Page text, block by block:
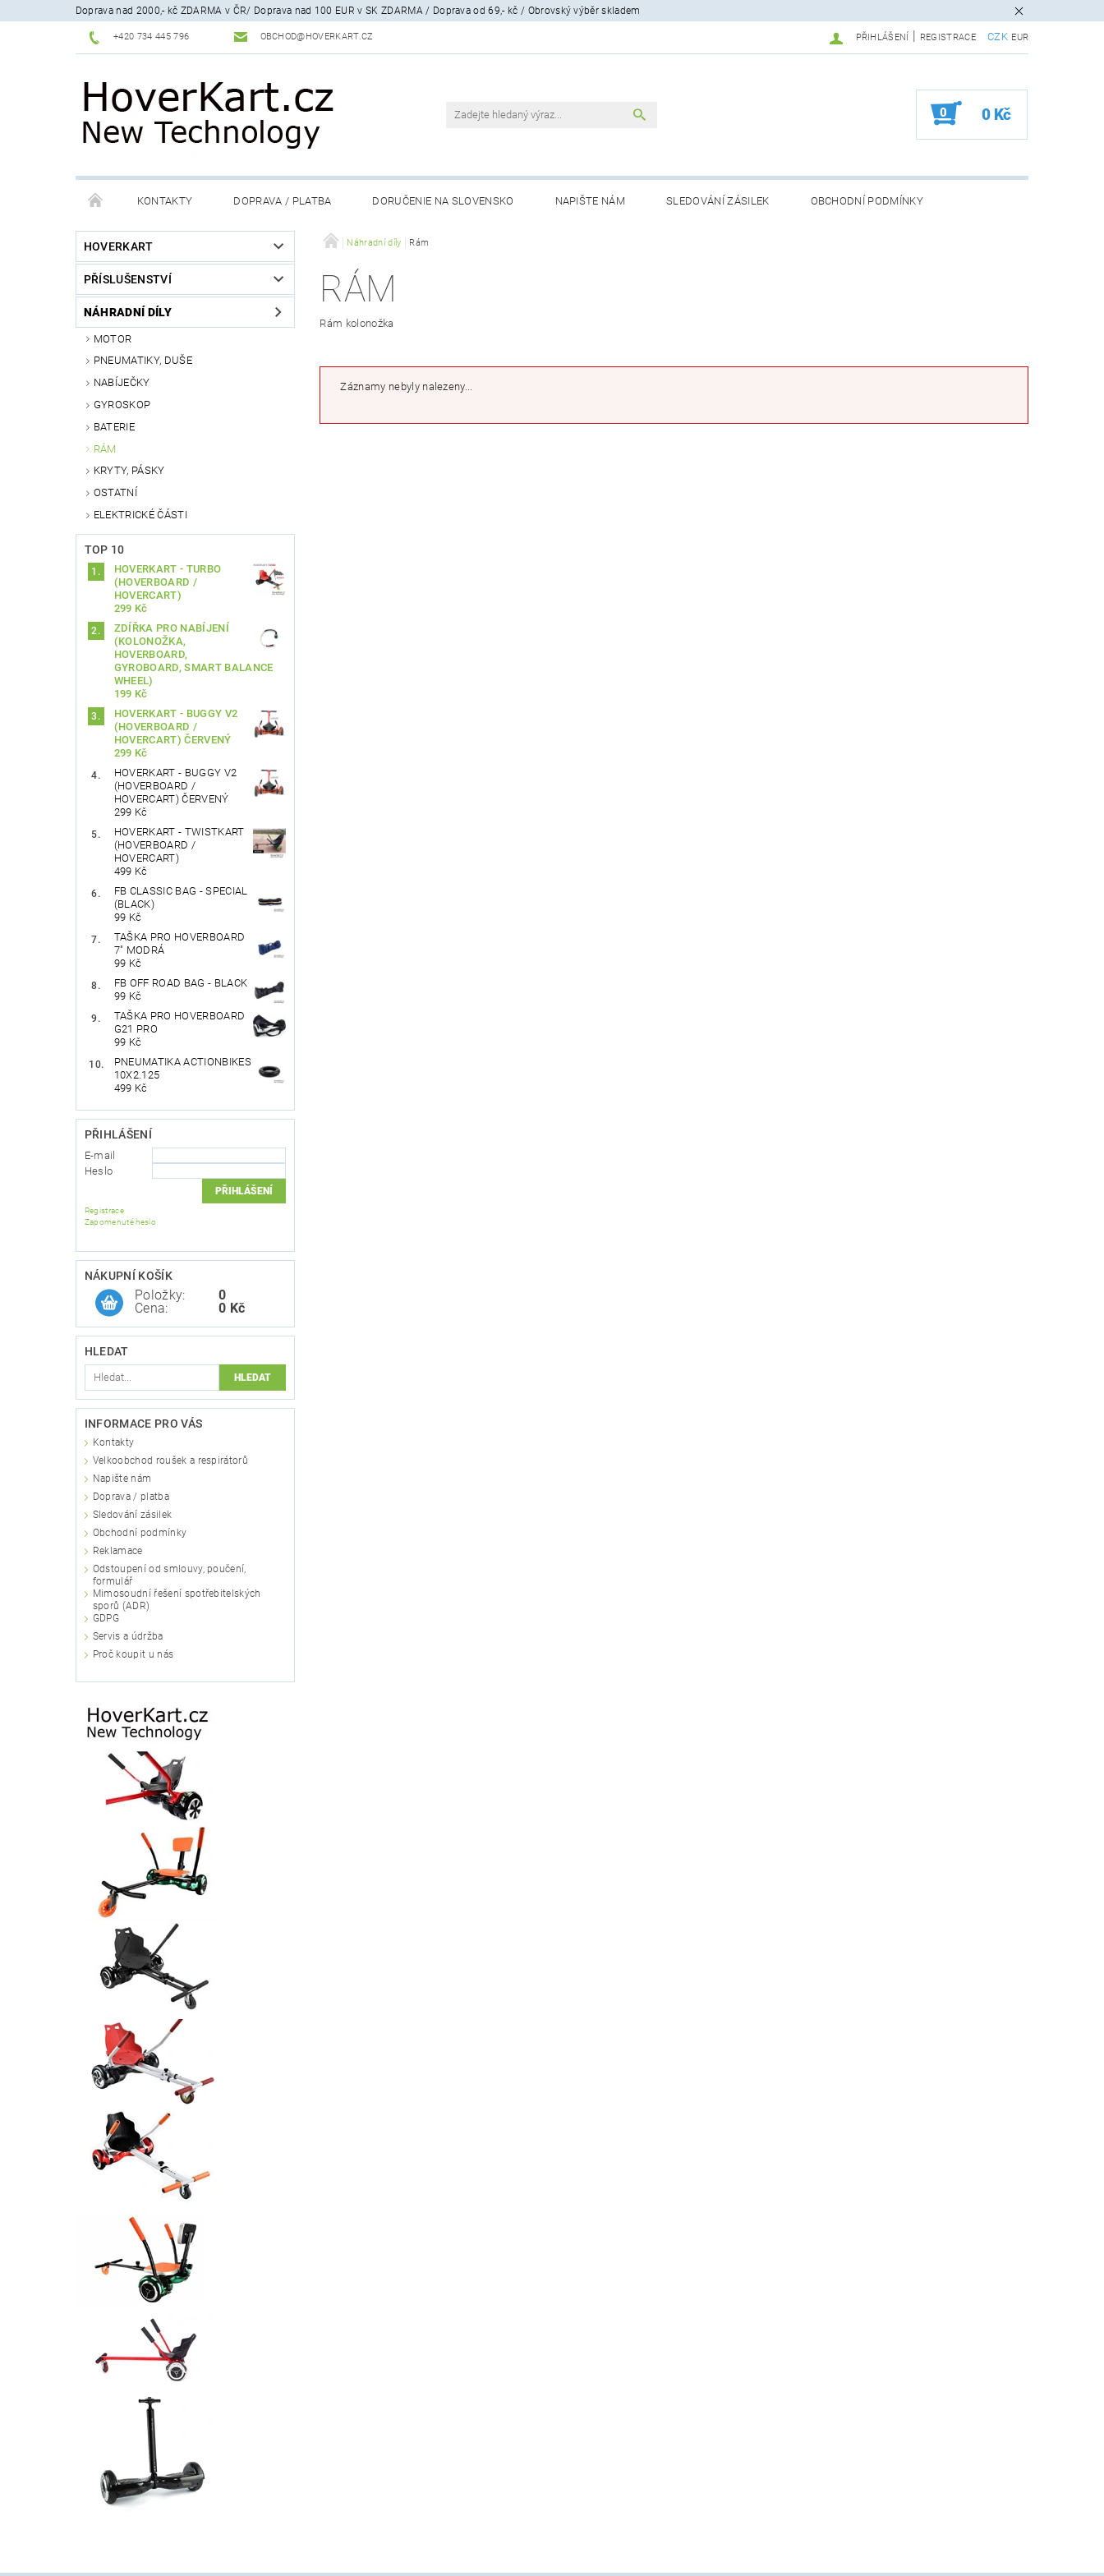
Doprava nad 2000,- kč ZDARMA v ČR/ Doprava nad 100 EUR v SK ZDARMA / Doprava od 69,- kč / Obrovský výběr skladem
+420 734 445 796 OBCHOD@HOVERKART.CZ CZK EUR
PŘIHLÁŠENÍ REGISTRACE
0 0 Kč
KONTAKTY DOPRAVA / PLATBA DORUČENIE NA SLOVENSKO NAPIŠTE NÁM SLEDOVÁNÍ ZÁSILEK OBCHODNÍ PODMÍNKY
REKLAMACE ODSTOUPENÍ OD SMLOUVY, POUČENÍ, FORMULÁŘ
SERVIS A ÚDRŽBA PROČ KOUPIT U NÁS
HOVERKART
PŘÍSLUŠENSTVÍ
NÁHRADNÍ DÍLY
MOTOR
PNEUMATIKY, DUŠE
NABÍJEČKY
GYROSKOP
BATERIE
RÁM
KRYTY, PÁSKY
OSTATNÍ
ELEKTRICKÉ ČÁSTI
TOP 10
HOVERKART - TURBO
(HOVERBOARD /
HOVERCART)
299 Kč
ZDÍŘKA PRO NABÍJENÍ
(KOLONOŽKA,
HOVERBOARD,
GYROBOARD, SMART BALANCE
WHEEL)
199 Kč
HOVERKART - BUGGY V2
(HOVERBOARD /
HOVERCART) ČERVENÝ
299 Kč
HOVERKART - BUGGY V2
(HOVERBOARD /
HOVERCART) ČERVENÝ
299 Kč
HOVERKART - TWISTKART
(HOVERBOARD /
HOVERCART)
499 Kč
FB CLASSIC BAG - SPECIAL
(BLACK)
99 Kč
TAŠKA PRO HOVERBOARD
7" MODRÁ
99 Kč
FB OFF ROAD BAG - BLACK
99 Kč
TAŠKA PRO HOVERBOARD
G21 PRO
99 Kč
PNEUMATIKA ACTIONBIKES
10X2.125
499 Kč
PŘIHLÁŠENÍ
E-mail
Heslo
Registrace
Zapomenuté heslo
NÁKUPNÍ KOŠÍK
Položky:
Cena:
0
0 Kč
HLEDAT
INFORMACE PRO VÁS
Kontakty
Velkoobchod roušek a respirátorů
Napište nám
Doprava / platba
Sledování zásilek
Obchodní podmínky
Reklamace
Odstoupení od smlouvy, poučení,
formulář
Mimosoudní řešení spotřebitelských
sporů (ADR)
GDPG
Servis a údržba
Proč koupit u nás
Náhradní díly Rám
RÁM
Rám kolonožka
Záznamy nebyly nalezeny...